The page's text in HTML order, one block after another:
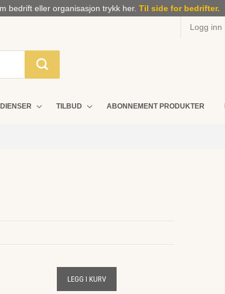
bedrift eller organisasjon trykk her. Til side for bedrifter.
Logg inn
TILBUD ABONNEMENT PRODUKTER
LEGG I KURV